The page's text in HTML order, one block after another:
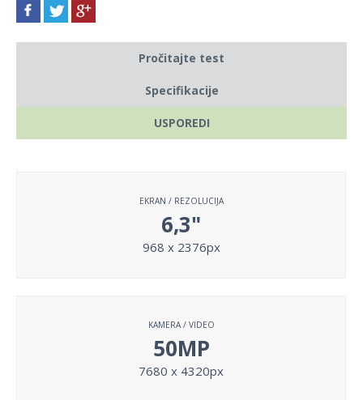
Pročitajte test
Specifikacije
USPOREDI
EKRAN / REZOLUCIJA
6,3"
968 x 2376px
KAMERA / VIDEO
50MP
7680 x 4320px